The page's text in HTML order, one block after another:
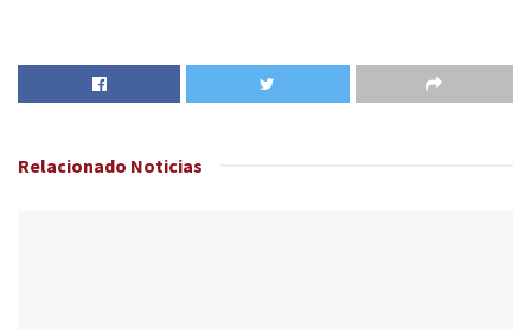
Relacionado Noticias